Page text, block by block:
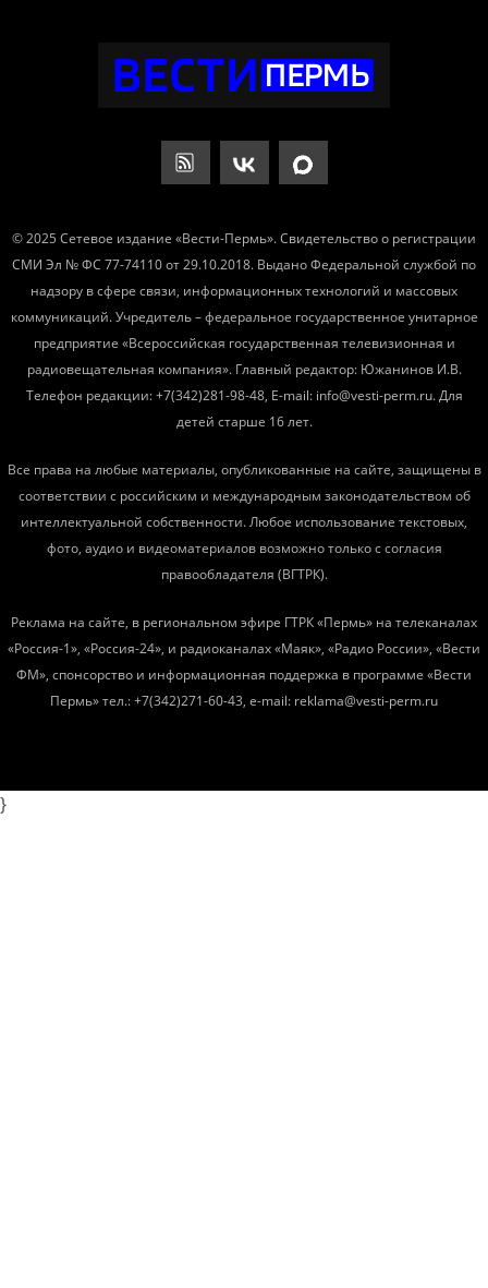
© 2025 Сетевое издание «Вести-Пермь». Свидетельство о регистрации
СМИ Эл № ФС 77-74110 от 29.10.2018. Выдано Федеральной службой по
надзору в сфере связи, информационных технологий и массовых
коммуникаций. Учредитель – федеральное государственное унитарное
предприятие «Всероссийская государственная телевизионная и
радиовещательная компания». Главный редактор: Южанинов И.В.
Телефон редакции: +7(342)281-98-48, E-mail: info@vesti-perm.ru. Для
детей старше 16 лет.
Все права на любые материалы, опубликованные на сайте, защищены в
соответствии с российским и международным законодательством об
интеллектуальной собственности. Любое использование текстовых,
фото, аудио и видеоматериалов возможно только с согласия
правообладателя (ВГТРК).
Реклама на сайте, в региональном эфире ГТРК «Пермь» на телеканалах
«Россия-1», «Россия-24», и радиоканалах «Маяк», «Радио России», «Вести
ФМ», спонсорство и информационная поддержка в программе «Вести
Пермь» тел.: +7(342)271-60-43, e-mail: reklama@vesti-perm.ru
}